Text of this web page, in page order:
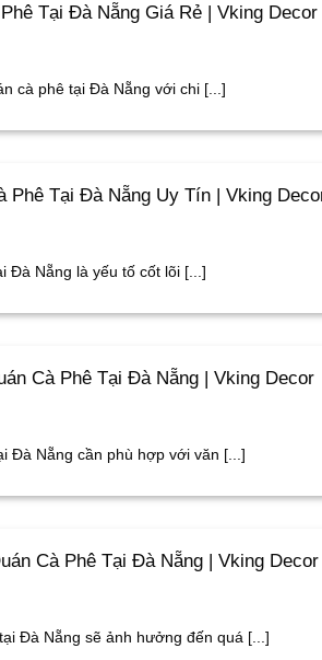
Tại Đà Nẵng Giá Rẻ | Vking Decor
cà phê tại Đà Nẵng với chi [...]
Phê Tại Đà Nẵng Uy Tín | Vking
Đà Nẵng là yếu tố cốt lõi [...]
Cà Phê Tại Đà Nẵng | Vking Decor
Đà Nẵng cần phù hợp với văn [...]
Cà Phê Tại Đà Nẵng | Vking Decor
Đà Nẵng sẽ ảnh hưởng đến quá [...]